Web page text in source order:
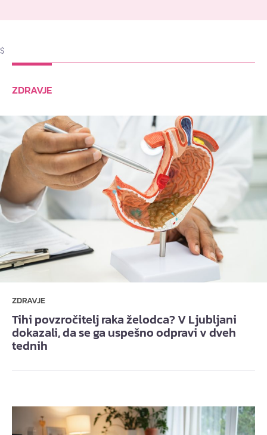
$
ZDRAVJE
ZDRAVJE
Tihi povzročitelj raka želodca? V Ljubljani
dokazali, da se ga uspešno odpravi v dveh
tednih